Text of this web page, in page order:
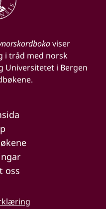
viser
i tråd med norsk
Universitetet i Bergen
oss